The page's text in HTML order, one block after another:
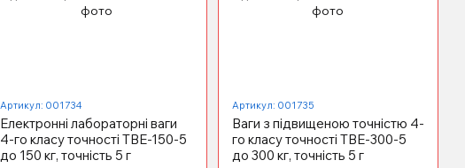
Артикул: 001734
Електронні лабораторні ваги
4-го класу точності ТВЕ-150-5
до 150 кг, точність 5 г
Артикул: 001735
Ваги з підвищеною точністю 4-
го класу точності ТВЕ-300-5
до 300 кг, точність 5 г